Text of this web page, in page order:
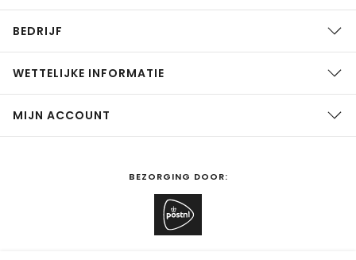
BEDRIJF
WETTELIJKE INFORMATIE
MIJN ACCOUNT
BEZORGING DOOR: